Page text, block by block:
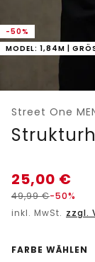
-50%
MODEL: 1,84M |
Street One
25,00 €
49,99€-50%
inkl. MwSt. zzgl.
FARBE WÄHLEN